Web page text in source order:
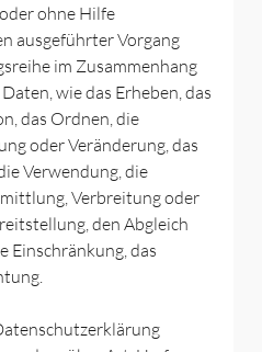
ohne Hilfe
ausgeführter Vorgang
im Zusammenhang
wie das Erheben, das
das Ordnen, die
oder Veränderung, das
Verwendung, die
Verbreitung oder
den Abgleich
Einschränkung, das